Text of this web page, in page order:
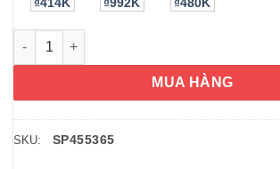
₫414K ₫992K ₫480K
Viên uống giải độc gan Hepalyse Alpha
MUA HÀNG
SKU: SP455365